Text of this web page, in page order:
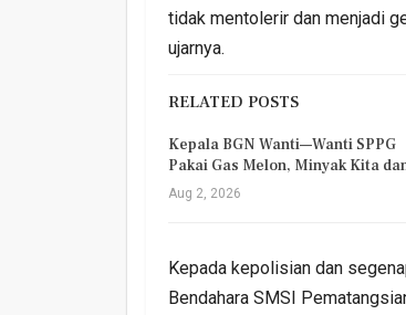
tidak mentolerir dan menjadi
ujarnya.
RELATED POSTS
Kepala BGN Wanti—Wanti SPPG
Pakai Gas Melon, Minyak Kita
Aug 2, 2026
Kepada kepolisian dan
Bendahara SMSI